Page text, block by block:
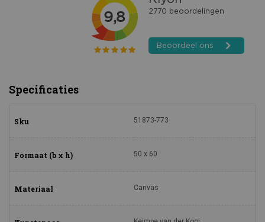
Specificaties
Sku 51873-773
Formaat (b x h) 50 x 60
Materiaal Canvas